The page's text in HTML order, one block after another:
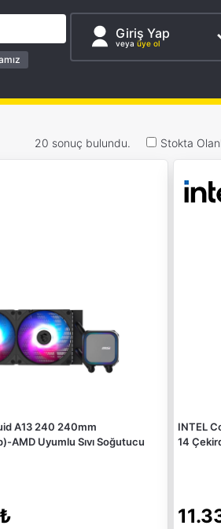
Giriş Yap
veya üye ol
20 sonuç bulundu. Stokta
A13 240 240mm
AMD Uyumlu Sıvı Soğutucu
INTEL
14